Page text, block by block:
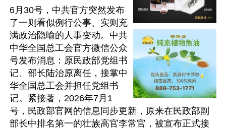
6月30号，中共官方突然发布
了一则看似例行公事、实则充
满政治隐喻的人事变动。中共
中华全国总工会官方微信公众
号发布消息：原民政部党组书
记、部长陆治原离任，接掌中
华全国总工会并担任党组书
记。紧接著，2026年7月1
号，民政部官网的信息同步更新，原来在民政部副
部长中排名第一的壮族高官李常官，被宣布正式接